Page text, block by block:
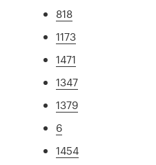
818
1173
1471
1347
1379
6
1454